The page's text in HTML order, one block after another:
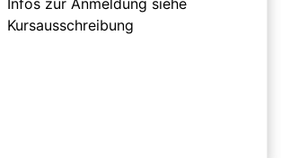
Infos zur Anmeldung siehe
Kursausschreibung